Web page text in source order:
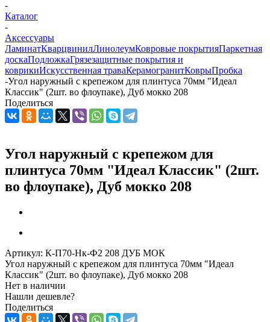
-
Каталог
-
Аксессуары
ЛаминатКварцвинилЛинолеумКовровые покрытияПаркетная
доскаПодложкаГрязезащитные покрытия и
коврикиИскусственная траваКерамогранитКоврыПробка
-Угол наружный с крепежом для плинтуса 70мм "Идеал
Классик" (2шт. во флоупаке), Дуб мокко 208
Поделиться
Угол наружный с крепежом для
плинтуса 70мм "Идеал Классик" (2шт.
во флоупаке), Дуб мокко 208
Артикул: К-П70-Нк-Ф2 208 ДУБ МОК
Угол наружный с крепежом для плинтуса 70мм "Идеал
Классик" (2шт. во флоупаке), Дуб мокко 208
Нет в наличии
Нашли дешевле?
Поделиться